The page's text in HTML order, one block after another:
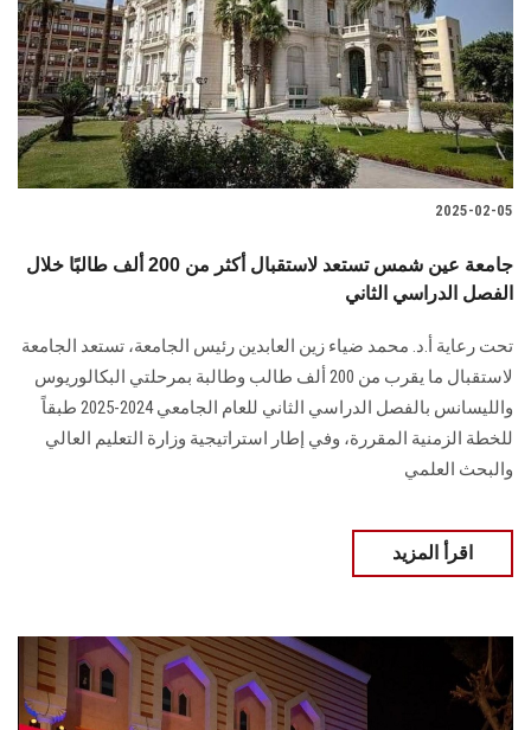
2025-02-05
جامعة عين شمس تستعد لاستقبال أكثر من 200 ألف طالبًا خلال
الفصل الدراسي الثاني
تحت رعاية أ.د. محمد ضياء زين العابدين رئيس الجامعة، تستعد الجامعة
لاستقبال ما يقرب ‏من 200 ألف طالب وطالبة بمرحلتي البكالوريوس
والليسانس بالفصل الدراسي الثاني للعام ‏الجامعي 2024-2025 طبقاً
للخطة الزمنية المقررة، وفي إطار استراتيجية وزارة التعليم العالي
‏والبحث العلمي‎ ‎‏‏
اقرأ المزيد